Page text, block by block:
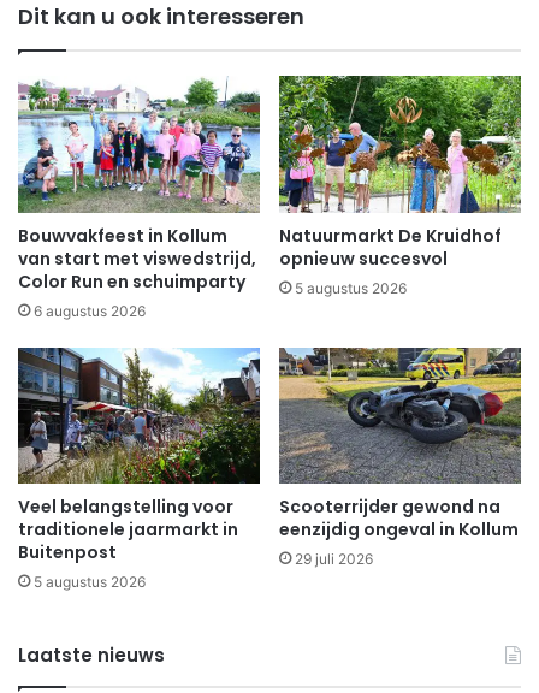
Dit kan u ook interesseren
Bouwvakfeest in Kollum
van start met viswedstrijd,
Color Run en schuimparty
6 augustus 2026
Natuurmarkt De Kruidhof
opnieuw succesvol
5 augustus 2026
Veel belangstelling voor
traditionele jaarmarkt in
Buitenpost
5 augustus 2026
Scooterrijder gewond na
eenzijdig ongeval in Kollum
29 juli 2026
Laatste nieuws